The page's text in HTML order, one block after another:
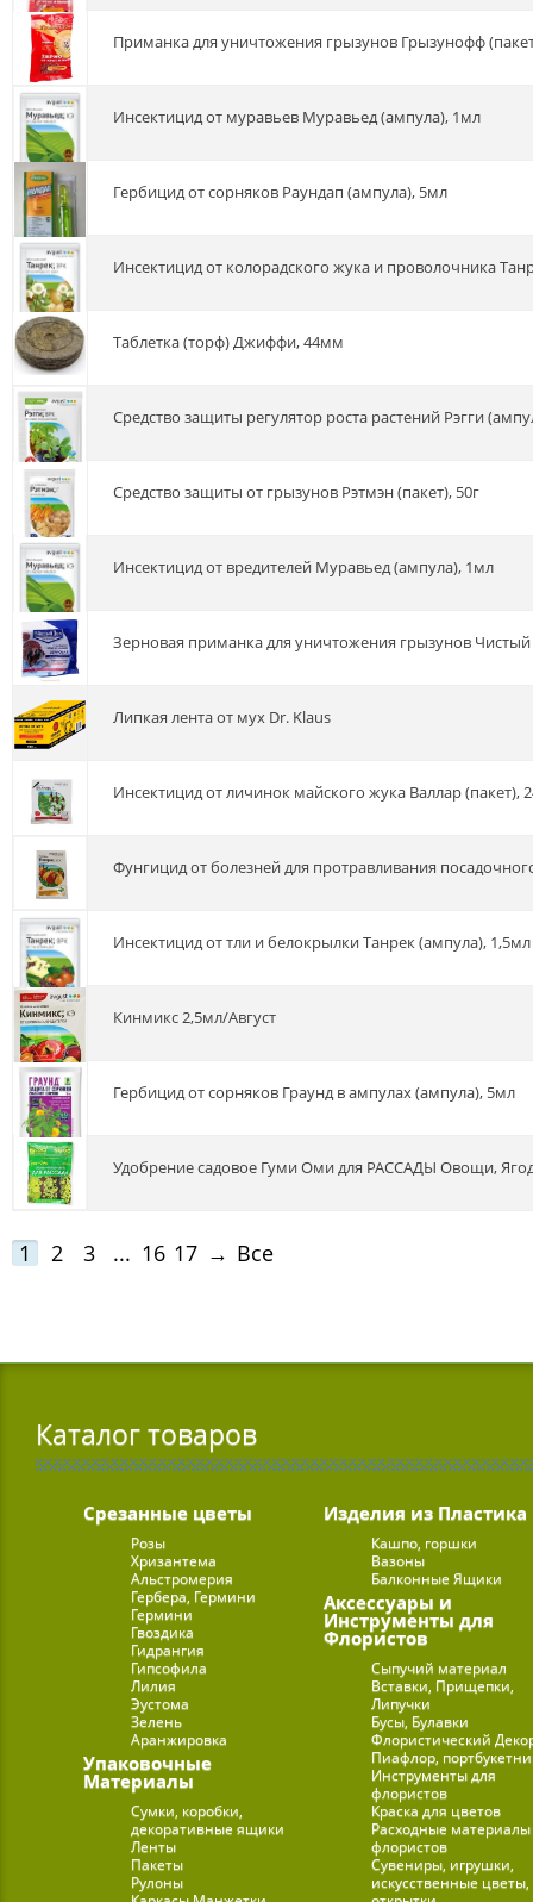
Приманка для уничтожения грызунов Грызунофф
Инсектицид от муравьев Муравьед (ампула), 1мл
Гербицид от сорняков Раундап (ампула), 5мл
Инсектицид от колорадского жука и проволочника
Таблетка (торф) Джиффи, 44мм
Средство защиты регулятор роста растений Рэгги
Средство защиты от грызунов Рэтмэн (пакет), 50г
Инсектицид от вредителей Муравьед (ампула), 1мл
Зерновая приманка для уничтожения грызунов Чистый
Липкая лента от мух Dr. Klaus
Инсектицид от личинок майского жука Валлар (пакет),
Фунгицид от болезней для протравливания
Инсектицид от тли и белокрылки Танрек (ампула), 1,5мл
кинмикс 2,5мл/Август
Гербицид от сорняков Граунд в ампулах (ампула), 5мл
Удобрение садовое Гуми Оми для РАССАДЫ Овощи,
1 2 3 ... 16 17 → Все
Каталог товаров
Срезанные цветы
Розы
Хризантема
Альстромерия
Гербера, Гермини
Гермини
Гвоздика
Гидрангия
Гипсофила
Лилия
Эустома
Зелень
Аранжировка
Упаковочные
Материалы
Сумки, коробки,
декоративные ящики
Ленты
Пакеты
Рулоны
Изделия из Пластика
Кашпо, горшки
Вазоны
Балконные Ящики
Аксессуары и
Инструменты для
Флористов
Сыпучий материал
Вставки, Прищепки,
Липучки
Бусы, Булавки
Флористический
Пиафлор,
Инструменты для
флористов
Краска для цветов
Расходные
флористов
Сувениры, игрушки,
искусственные цветы,